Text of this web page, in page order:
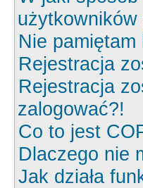
Nie pamiętam
Rejestracja
Rejestracja
zalogować?!
Co to jest
Dlaczego nie
Jak działa